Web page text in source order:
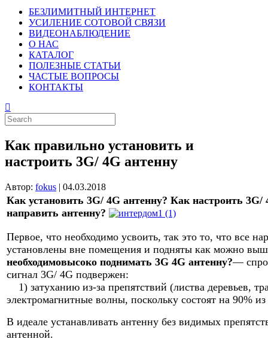
БЕЗЛИМИТНЫЙ ИНТЕРНЕТ
УСИЛЕНИЕ СОТОВОЙ СВЯЗИ
ВИДЕОНАБЛЮДЕНИЕ
О НАС
КАТАЛОГ
ПОЛЕЗНЫЕ СТАТЬИ
ЧАСТЫЕ ВОПРОСЫ
КОНТАКТЫ
Как правильно установить и
настроить 3G/ 4G антенну
Автор: fokus | 04.03.2018
Как установить 3G/ 4G антенну? Как настроить
направить антенну?
Первое, что необходимо усвоить, так это то, что все
установлены вне помещения и подняты как можно
необходимовысоко поднимать 3G 4G антенну?—
сигнал 3G/ 4G подвержен:
1) затуханию из-за препятствий (листва деревьев,
электромагнитные волны, поскольку состоят на 90%
В идеале устанавливать антенну без видимых
антенной.